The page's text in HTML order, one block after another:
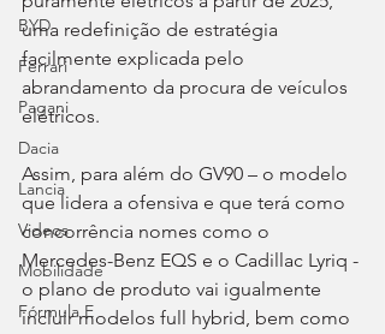
BYD
Ferrari
Pagani
Dacia
Lancia
Videos
Mobilidade
Fórmula E
uma redefinição de estratégia
facilmente explicada pelo
abrandamento da procura de veículos
elétricos.
Assim, para além do GV90 – o modelo
que lidera a ofensiva e que terá como
concorrência nomes como o
Mercedes-Benz EQS e o Cadillac Lyriq -
o plano de produto vai igualmente
incluir modelos full hybrid, bem como